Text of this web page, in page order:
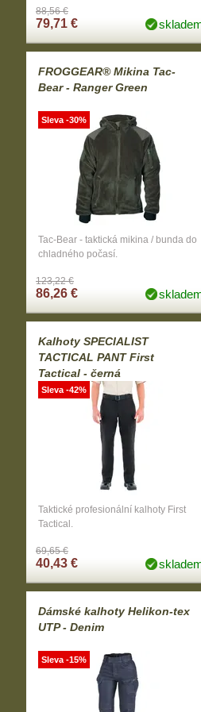
88,56 €
79,71 €
FROGGEAR® Mikina Tac-
Bear - Ranger Green
Tac-Bear - taktická mikina / bunda do
chladného počasí.
123,22 €
86,26 €
Sleva -30%
Kalhoty SPECIALIST
TACTICAL PANT First
Tactical - černá
Taktické profesionální kalhoty First
Tactical.
69,65 €
40,43 €
Sleva -42%
Dámské kalhoty Helikon-tex
UTP - Denim
Sleva -15%